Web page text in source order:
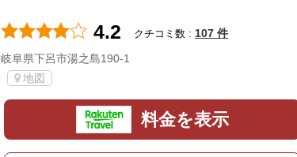
4.2 クチコミ数 : 107 件
岐阜県下呂市湯之島190-1
地図
料金を表示